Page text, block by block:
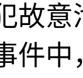
故
件